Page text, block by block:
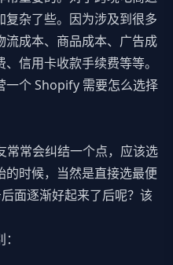
杂了些。因为涉及到很多
成本、商品成本、广告成
信用卡收款手续费等等。
一个 Shopify 需要怎么选择
常会纠结一个点，应该选
时候，当然是直接选最便
面逐渐好起来了后呢？该